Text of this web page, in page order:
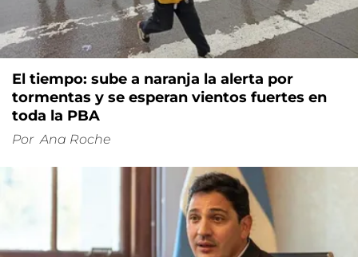
El tiempo: sube a naranja la alerta por
tormentas y se esperan vientos fuertes en
toda la PBA
Por Ana Roche